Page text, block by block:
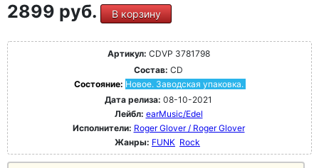
2899 руб. В корзину
Артикул: CDVP 3781798
Состав: CD
Состояние: Новое. Заводская упаковка.
Дата релиза: 08-10-2021
Лейбл: earMusic/Edel
Исполнители: Roger Glover / Roger Glover
Жанры: FUNK Rock